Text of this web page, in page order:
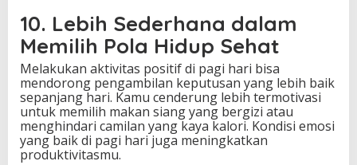
10. Lebih Sederhana dalam
Memilih Pola Hidup Sehat
Melakukan aktivitas positif di pagi hari bisa
mendorong pengambilan keputusan yang lebih baik
sepanjang hari. Kamu cenderung lebih termotivasi
untuk memilih makan siang yang bergizi atau
menghindari camilan yang kaya kalori. Kondisi emosi
yang baik di pagi hari juga meningkatkan
produktivitasmu.